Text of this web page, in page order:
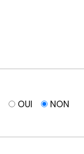
OUI NON